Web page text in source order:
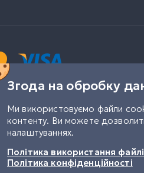
Налаштування конфіденційності
Згода на обробку
Ми використовуємо файли
контенту. Ви можете
налаштуваннях.
Політика використання
Політика конфіденційності